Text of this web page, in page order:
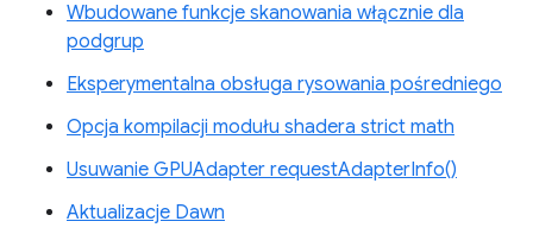
Wbudowane funkcje skanowania włącznie dla
podgrup
Eksperymentalna obsługa rysowania pośredniego
Opcja kompilacji modułu shadera strict math
Usuwanie GPUAdapter requestAdapterInfo()
Aktualizacje Dawn